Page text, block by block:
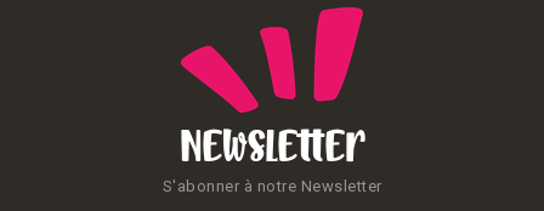
Newsletter
S'abonner à notre Newsletter